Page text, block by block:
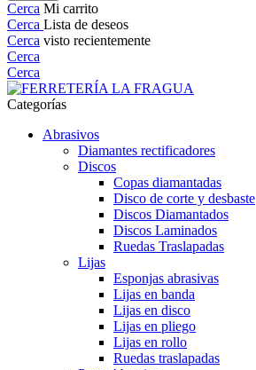
Cerca Mi carrito
Cerca Lista de deseos
Cerca visto recientemente
Cerca
Cerca
Categorías
Abrasivos
Diamantes rectificadores
Discos
Copas diamantadas
Disco de corte y desbaste
Discos Diamantados
Discos Laminados
Ruedas Traslapadas
Lijas
Esponjas abrasivas
Lijas en banda
Lijas en disco
Lijas en pliego
Lijas en rollo
Ruedas traslapadas